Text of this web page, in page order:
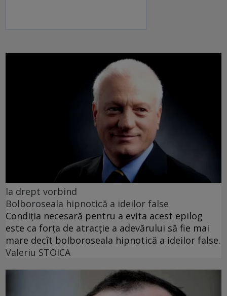
la drept vorbind
Bolboroseala hipnotică a ideilor false
Condiția necesară pentru a evita acest epilog
este ca forța de atracție a adevărului să fie mai
mare decît bolboroseala hipnotică a ideilor false.
Valeriu STOICA